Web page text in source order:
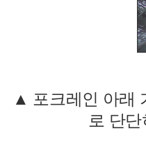
▲ 포크레인 아래
로 단